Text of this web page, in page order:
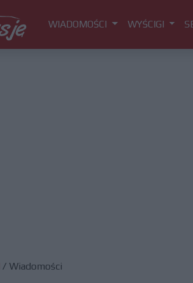
WIADOMOŚCI WYŚCIGI
/ Wiadomości